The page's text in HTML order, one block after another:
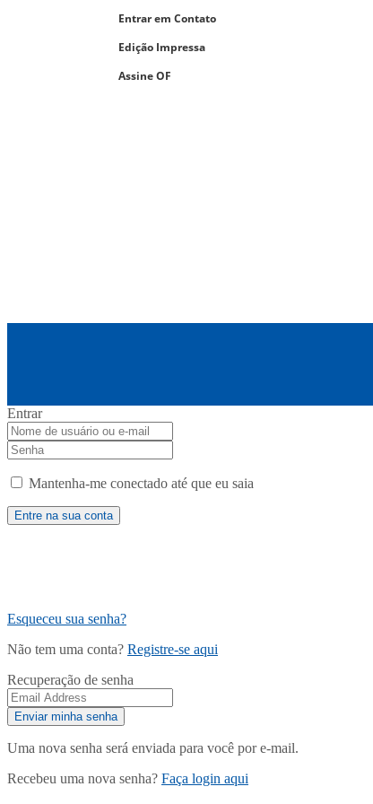
Entrar em Contato
Edição Impressa
Assine OF
Entrar
Mantenha-me conectado até que eu saia
Esqueceu sua senha?
Não tem uma conta? Registre-se aqui
Recuperação de senha
Uma nova senha será enviada para você por e-mail.
Recebeu uma nova senha? Faça login aqui